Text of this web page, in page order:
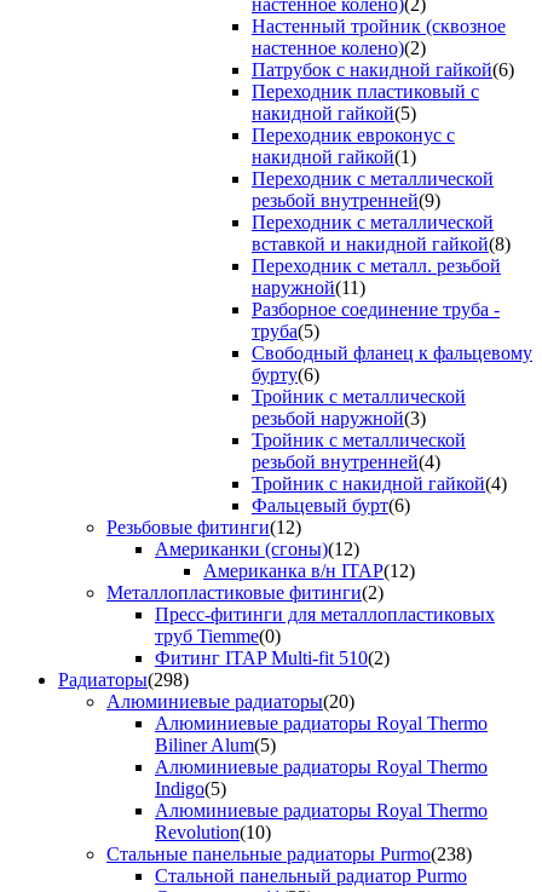
настенное колено)(2)
Настенный тройник (сквозное
настенное колено)(2)
Патрубок с накидной гайкой(6)
Переходник пластиковый с
накидной гайкой(5)
Переходник евроконус с
накидной гайкой(1)
Переходник с металлической
резьбой внутренней(9)
Переходник с металлической
вставкой и накидной гайкой(8)
Переходник с металл. резьбой
наружной(11)
Разборное соединение труба -
труба(5)
Свободный фланец к фальцевому
бурту(6)
Тройник с металлической
резьбой наружной(3)
Тройник с металлической
резьбой внутренней(4)
Тройник с накидной гайкой(4)
Фальцевый бурт(6)
Резьбовые фитинги(12)
Американки (сгоны)(12)
Американка в/н ITAP(12)
Металлопластиковые фитинги(2)
Пресс-фитинги для металлопластиковых
труб Tiemme(0)
Фитинг ITAP Multi-fit 510(2)
Радиаторы(298)
Алюминиевые радиаторы(20)
Алюминиевые радиаторы Royal Thermo
Biliner Alum(5)
Алюминиевые радиаторы Royal Thermo
Indigo(5)
Алюминиевые радиаторы Royal Thermo
Revolution(10)
Стальные панельные радиаторы Purmo(238)
Стальной панельный радиатор Purmo